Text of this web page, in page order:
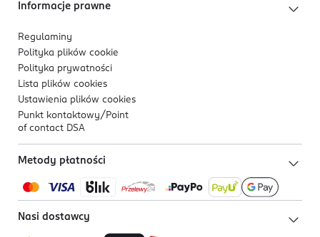
Informacje prawne
Regulaminy
Polityka plików cookie
Polityka prywatności
Lista plików cookies
Ustawienia plików cookies
Punkt kontaktowy/ Point
of contact DSA
Metody płatności
Nasi dostawcy